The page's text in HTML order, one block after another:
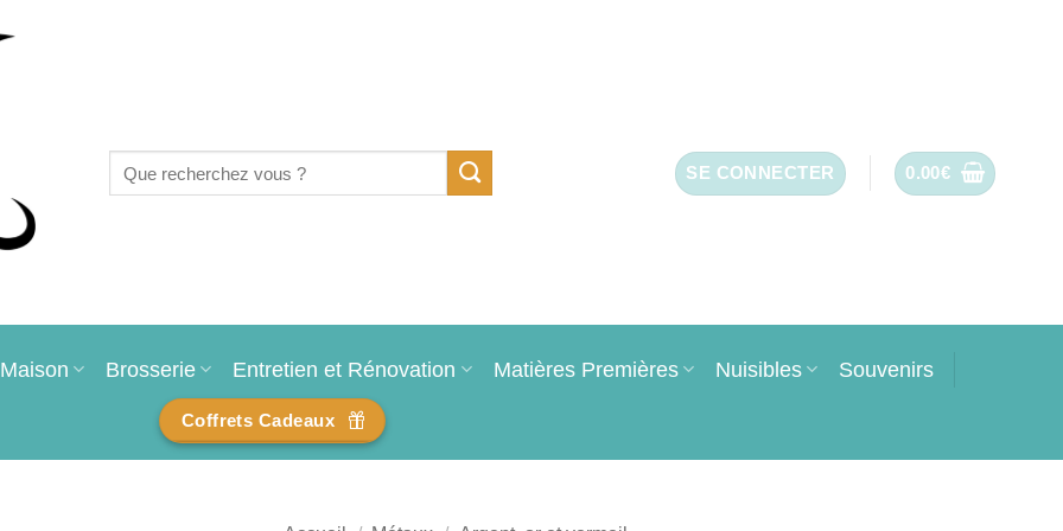
pour :
SE CONNECTER 0.00€
Maison Brosserie Entretien et Rénovation Matières Premières Nuisibles Souvenirs
Coffrets Cadeaux